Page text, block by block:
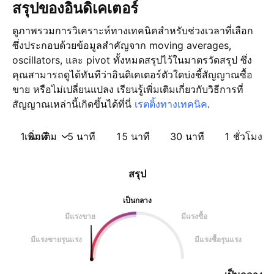
สรุปของอินดิเคเตอร์
ดูภาพรวมการวิเคราะห์ทางเทคนิคสำหรับช่วงเวลาที่เลือก
ซึ่งประกอบด้วยข้อมูลสำคัญจาก moving averages,
oscillators, และ pivot ทั้งหมดสรุปไว้ในมาตรวัดสรุป ซึ่ง
คุณสามารถดูได้ทันทีว่าอินดิเคเตอร์ตัวใดบ่งชี้สัญญาณซื้อ
ขาย หรือไม่เปลี่ยนแปลง เรียนรู้เพิ่มเติมเกี่ยวกับวิธีการที่
สัญญาณเหล่านี้เกิดขึ้นได้ที่นี่ เรตติ้งทางเทคนิค.
1 นาที 5 นาที 15 นาที 30 นาที 1 ชั่วโมง
เพิ่มเติม
สรุป
เป็นกลาง
มีแรงขาย
มีแรงซื้อ
มีแรงขายรุนแรง มีแรงซื้อรุนแรง